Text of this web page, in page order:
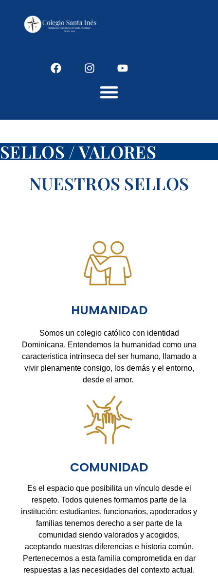
SELLOS / VALORES
NUESTROS SELLOS
HUMANIDAD
Somos un colegio católico con identidad
Dominicana. Entendemos la humanidad como una
característica intrínseca del ser humano, llamado a
vivir plenamente consigo, los demás y el entorno,
desde el amor.
COMUNIDAD
Es el espacio que posibilita un vínculo desde el
respeto. Todos quienes formamos parte de la
institución: estudiantes, funcionarios, apoderados y
familias tenemos derecho a ser parte de la
comunidad siendo valorados y acogidos,
aceptando nuestras diferencias e historia común.
Pertenecemos a esta familia comprometida en dar
respuestas a las necesidades del contexto actual.